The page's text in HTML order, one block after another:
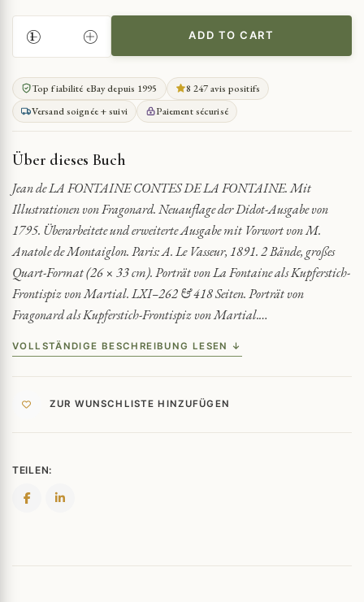
FONTAINES
EROTISCHE
GESCHICHTEN
MIT
FRAGONARD-
QUANTITY
ADD TO CART
Top fiabilité eBay depuis 1995
8 247 avis positifs
Versand soignée + suivi
Paiement sécurisé
Über dieses Buch
Jean de LA FONTAINE CONTES DE LA FONTAINE. Mit
Illustrationen von Fragonard. Neuauflage der Didot-Ausgabe von
1795. Überarbeitete und erweiterte Ausgabe mit Vorwort von M.
Anatole de Montaiglon. Paris: A. Le Vasseur, 1891. 2 Bände, großes
Quart-Format (26 × 33 cm). Porträt von La Fontaine als Kupferstich-
Frontispiz von Martial. LXI–262 & 418 Seiten. Porträt von
Fragonard als Kupferstich-Frontispiz von Martial.…
VOLLSTÄNDIGE BESCHREIBUNG LESEN ↓
ZUR WUNSCHLISTE HINZUFÜGEN
TEILEN: